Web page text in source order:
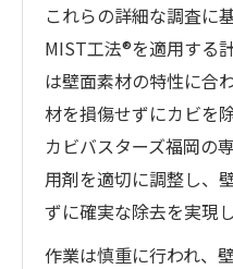
これらの詳細な調査に
MIST工法®を適用する
は壁面素材の特性に合
材を損傷せずにカビを
カビバスターズ福岡の
用剤を適切に調整し、
ずに確実な除去を実現し
作業は慎重に行われ、